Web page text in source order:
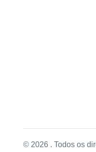
© 2026 . Todos os